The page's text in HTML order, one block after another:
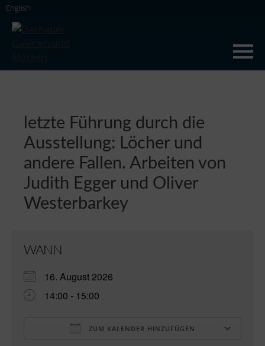
Skip
content
English
letzte Führung durch die
Ausstellung: Löcher und
andere Fallen. Arbeiten von
Judith Egger und Oliver
Westerbarkey
WANN
16. August 2026
14:00 - 15:00
ZUM KALENDER HINZUFÜGEN